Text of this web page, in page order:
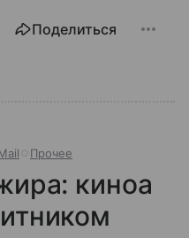
Поделиться
Прочее
киноа